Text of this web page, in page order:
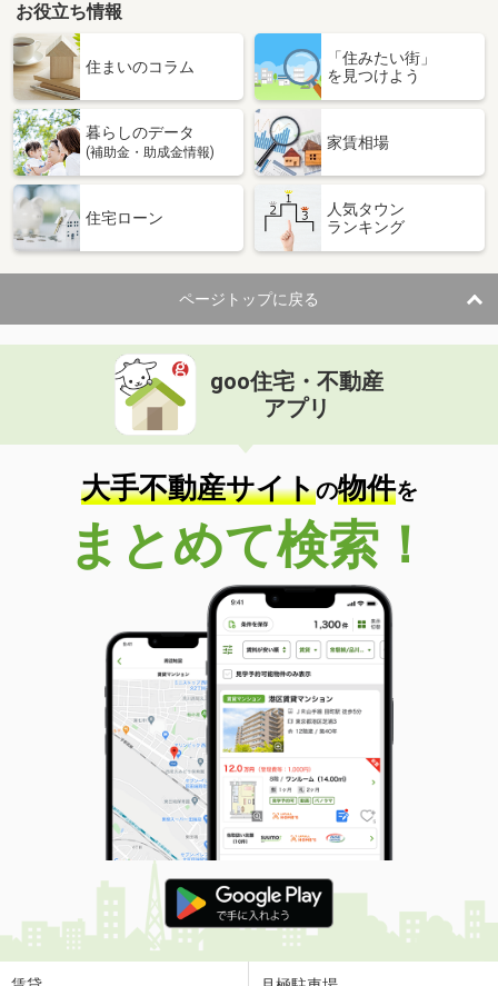
お役立ち情報
住まいのコラム
「住みたい街」
を見つけよう
暮らしのデータ
(補助金・助成金情報)
家賃相場
住宅ローン
人気タウン
ランキング
ページトップに戻る
goo住宅・不動産
アプリ
大手不動産サイトの物件を
まとめて検索！